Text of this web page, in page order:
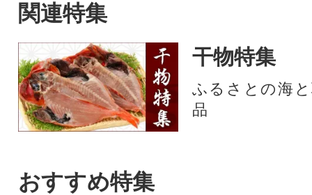
関連特集
干物特集
ふるさとの海
品
おすすめ特集